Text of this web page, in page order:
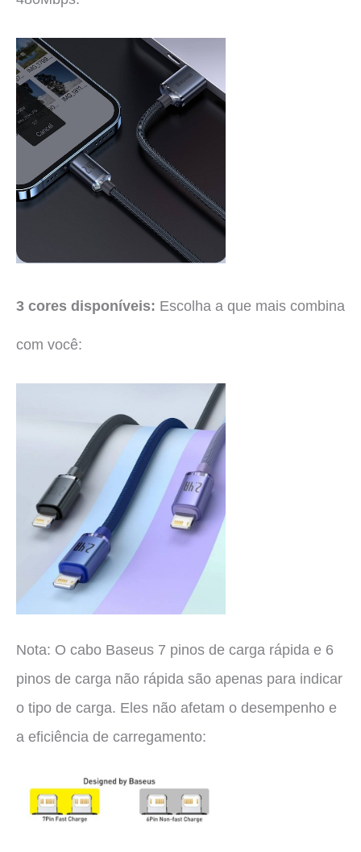
3 cores disponíveis: Escolha a que mais combina
com você:
Nota: O cabo Baseus 7 pinos de carga rápida e 6
pinos de carga não rápida são apenas para indicar
o tipo de carga. Eles não afetam o desempenho e
a eficiência de carregamento: